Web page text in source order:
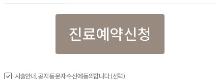
진료예약신청
시술안내, 공지 등 문자 수신에 동의합니다.(선택)